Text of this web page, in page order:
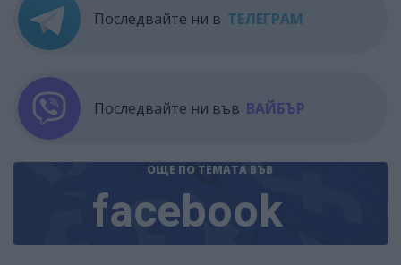
Последвайте ни в ТЕЛЕГРАМ
Последвайте ни във ВАЙБЪР
ОЩЕ ПО ТЕМАТА ВЪВ
facebook